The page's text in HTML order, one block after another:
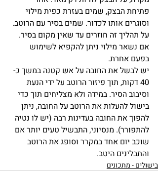
פתיחת הבצק, שמים בעזרת כפית מילוי
וסוגרים אותו לכדור. שמים בסיר עם הרוטב.
על תהליך זה חוזרים עד שאין מקום בסיר.
אם נשאר מילוי ניתן להקפיא לשימוש
בפעם אחרת.
יש לבשל את החובה על אש קטנה במשך כ-
40 דקות, תוך פיזור הרוטב על ידי הנעת
וסיבוב הסיר. במידה ולא מצליחים תוך כדי
בישול להעלות את הרוטב על החובה, ניתן
להפוך את החובה בעדינות רבה (יש לו נטיה
להתפורר). מנסיוני, התבשיל טעים יותר אם
שוכב יום אחד במקרר וסופג את הרוטב
והתבלינים היטב.
בישולים - מתכונים